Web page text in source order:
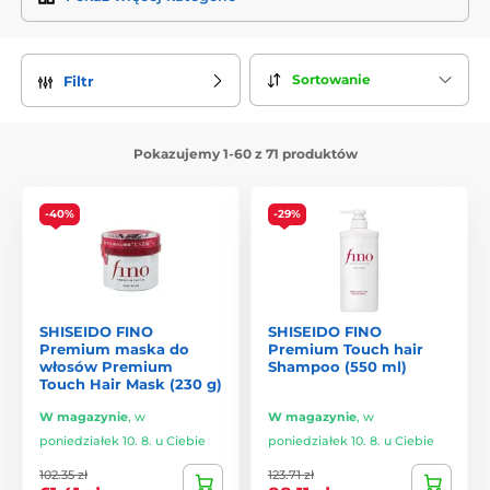
Filozofia Shiseido
Shiseido wierzy, że
piękno to harmonia ciała, umysłu i
duszy
. W japońskiej kulturze równowaga i dbałość o detale
każdej formule, w której tradycyjna wiedza spotyka się z
Dla Shiseido kosmetyki to nie tylko sposób na poprawę
wyglądu, alecodzienny rytuał, który wspiera zdrowie,
blask i witalność skóry oraz włosów
Połączenie natury i innowacji
W laboratoriach badawczych Shiseidocenne ekstrakty
roślinnełączą się znajnowocześniejszą technologią
Składniki są starannie dobierane, a ich działanie
zapewnić maksymalne korzyści.
Do najbardziej charakterystycznych składników marki
należą:
Filtr Sortowanie
Pokazujemy 1-60 z 71 produktów
-40%
SHISEIDO FINO
Premium maska do
włosów Premium
Touch Hair Mask (230 g)
W magazynie, w
poniedziałek 10. 8. u Ciebie
102.35 zł
-29%
SHISEIDO FINO
Premium Touch hair
Shampoo (550 ml)
W magazynie, w
poniedziałek 10. 8. u Ciebie
123.71 zł